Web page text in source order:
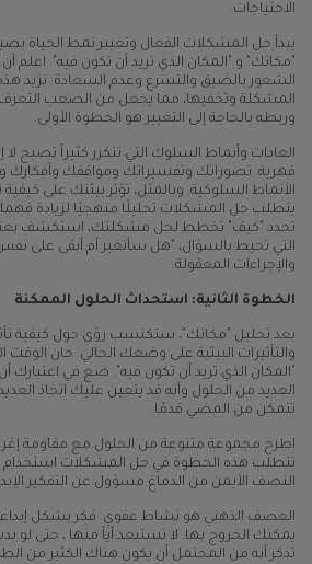
الاحتياجات.
يبدأ حل المشكلات الفعال وتغيير نمط الحياة
"مكانك" و "المكان الذي تريد أن تكون فيه".
الشعور بالضيق والتسرع وعدم السعادة. تزيد
المشكلة وتخفيها، مما يجعل من الصعب التعرف
وربطه بالحاجة إلى التغيير هو الخطوة الأولى.
العادات وأنماط السلوك التي تتكرر كثيراً تصبح لا
قهرية. تصوراتك وتفسيراتك ومواقفك
الأنماط السلوكية. وبالمثل، تؤثر بيئتك على
يتطلب حل المشكلات تحليلًا منهجيًا لزيادة
تحدد "كيف" تخطط لحل مشكلتك، استكشف
التي تحيط بالسؤال، "هل سأتغير أم أبقى على
والإجراءات المعقولة.
الخطوة الثانية: استحداث الحلول الممكنة
بعد تحليل "مكانك"، ستكتسب رؤى حول كيفية
والتأثيرات البيئية على وضعك الحالي. حان الوقت
"المكان الذي تريد أن تكون فيه". ضع في
العديد من الحلول وأنه قد يتعين عليك اتخاذ
تتمكن من المضي قدمًا.
اطرح مجموعة متنوعة من الحلول مع مقاومة
تتطلب هذه الخطوة في حل المشكلات استخدام
النصف الأيمن من الدماغ مسؤول عن التفكير
العصف الذهني هو نشاط عفوي. فكر بشكل إبداعي
يمكنك الخروج بها. لا تستبعد أياً منها ، حتى لو
تذكر أنه من المحتمل أن يكون هناك الكثير من